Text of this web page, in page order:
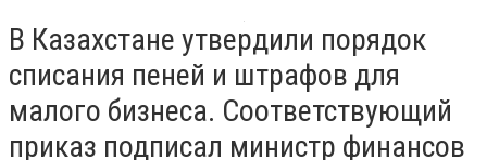
В Казахстане утвердили порядок
списания пеней и штрафов для
малого бизнеса. Соответствующий
приказ подписал министр финансов